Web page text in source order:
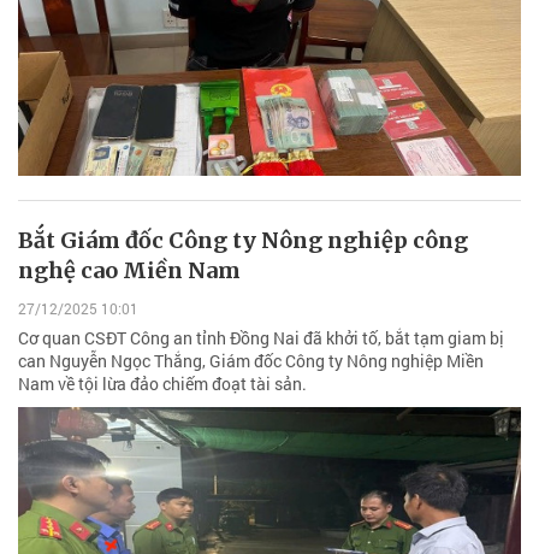
Bắt Giám đốc Công ty Nông nghiệp công
nghệ cao Miền Nam
27/12/2025 10:01
Cơ quan CSĐT Công an tỉnh Đồng Nai đã khởi tố, bắt tạm giam bị
can Nguyễn Ngọc Thắng, Giám đốc Công ty Nông nghiệp Miền
Nam về tội lừa đảo chiếm đoạt tài sản.